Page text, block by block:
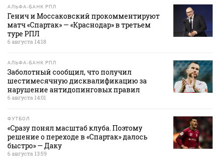
АЛЬФА-БАНК РПЛ
Генич и Моссаковский прокомментируют
матч «Спартак» — «Краснодар» в третьем
туре РПЛ
6 августа 14:18
АЛЬФА-БАНК РПЛ
Заболотный сообщил, что получил
шестимесячную дисквалификацию за
нарушение антидопинговых правил
6 августа 14:01
ФУТБОЛ
«Сразу понял масштаб клуба. Поэтому
решение о переходе в «Спартак» далось
быстро» — Даку
6 августа 13:59